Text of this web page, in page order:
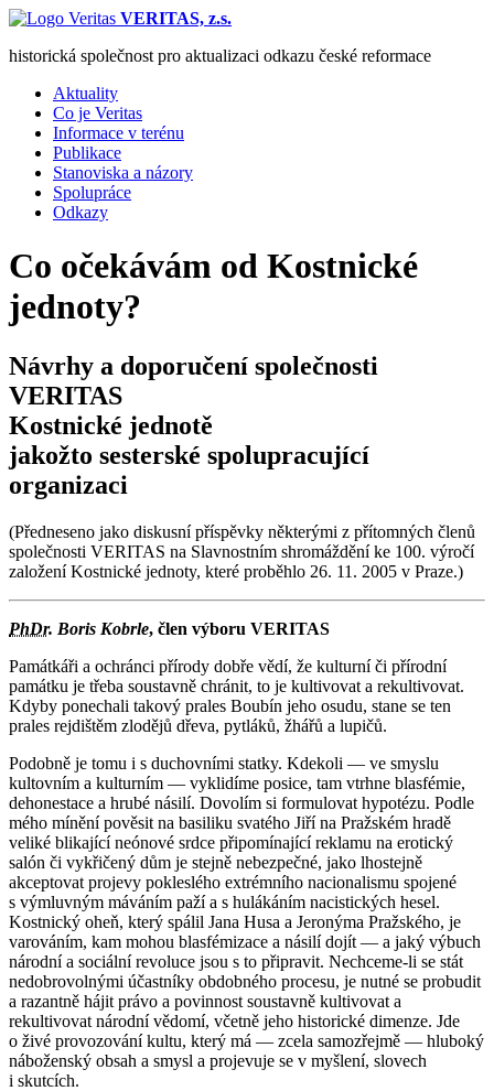
VERITAS, z.s.
historická společnost pro aktualizaci odkazu české reformace
Aktuality
Co je Veritas
Informace v terénu
Publikace
Stanoviska a názory
Spolupráce
Odkazy
Co očekávám od Kostnické
jednoty?
Návrhy a doporučení společnosti
VERITAS
Kostnické jednotě
jakožto sesterské spolupracující
organizaci
(Předneseno jako diskusní příspěvky některými z přítomných členů
společnosti VERITAS na Slavnostním shromáždění ke 100. výročí
založení Kostnické jednoty, které proběhlo 26. 11. 2005 v Praze.)
PhDr. Boris Kobrle, člen výboru VERITAS
Památkáři a ochránci přírody dobře vědí, že kulturní či přírodní
památku je třeba soustavně chránit, to je kultivovat a rekultivovat.
Kdyby ponechali takový prales Boubín jeho osudu, stane se ten
prales rejdištěm zlodějů dřeva, pytláků, žhářů a lupičů.
Podobně je tomu i s duchovními statky. Kdekoli — ve smyslu
kultovním a kulturním — vyklidíme posice, tam vtrhne blasfémie,
dehonestace a hrubé násilí. Dovolím si formulovat hypotézu. Podle
mého mínění pověsit na basiliku svatého Jiří na Pražském hradě
veliké blikající neónové srdce připomínající reklamu na erotický
salón či vykřičený dům je stejně nebezpečné, jako lhostejně
akceptovat projevy pokleslého extrémního nacionalismu spojené
s výmluvným máváním paží a s hulákáním nacistických hesel.
Kostnický oheň, který spálil Jana Husa a Jeronýma Pražského, je
varováním, kam mohou blasfémizace a násilí dojít — a jaký výbuch
národní a sociální revoluce jsou s to připravit. Nechceme-li se stát
nedobrovolnými účastníky obdobného procesu, je nutné se probudit
a razantně hájit právo a povinnost soustavně kultivovat a
rekultivovat národní vědomí, včetně jeho historické dimenze. Jde
o živé provozování kultu, který má — zcela samozřejmě — hluboký
náboženský obsah a smysl a projevuje se v myšlení, slovech
i skutcích.